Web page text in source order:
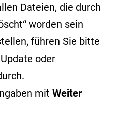
Dateien, die durch
worden sein
führen Sie bitte
oder
mit Weiter